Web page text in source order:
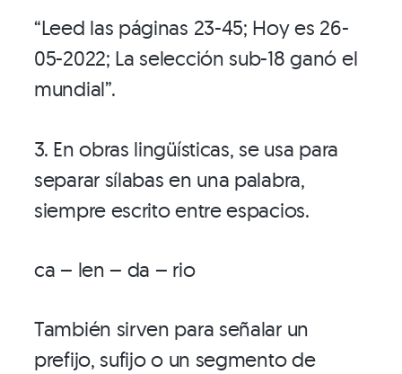
“Leed las páginas 23-45; Hoy es 26-
05-2022; La selección sub-18 ganó el
mundial”.
3. En obras lingüísticas, se usa para
separar sílabas en una palabra,
siempre escrito entre espacios.
ca – len – da – rio
También sirven para señalar un
prefijo, sufijo o un segmento de